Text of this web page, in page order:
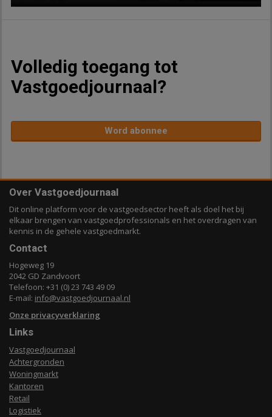
Volledig toegang tot
Vastgoedjournaal?
Word abonnee
Over Vastgoedjournaal
Dit online platform voor de vastgoedsector heeft als doel het bij
elkaar brengen van vastgoedprofessionals en het overdragen van
kennis in de gehele vastgoedmarkt.
Contact
Hogeweg 19
2042 GD Zandvoort
Telefoon: +31 (0) 23 743 49 09
E-mail: info@vastgoedjournaal.nl
Onze privacyverklaring
Links
Vastgoedjournaal
Achtergronden
Woningmarkt
Kantoren
Retail
Logistiek